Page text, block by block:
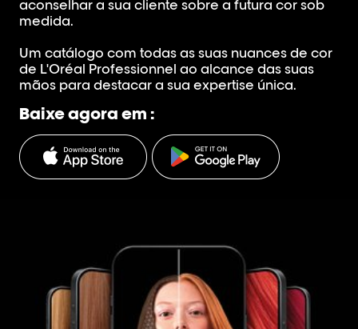
aconselhar a sua cliente sobre a futura cor sob
medida.
Um catálogo com todas as suas nuances de cor
de L'Oréal Professionnel ao alcance das suas
mãos para destacar a sua expertise única.
Baixe agora em :